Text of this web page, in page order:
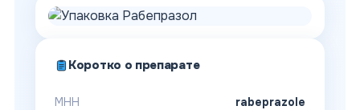
Коротко о препарате
МНН rabeprazole